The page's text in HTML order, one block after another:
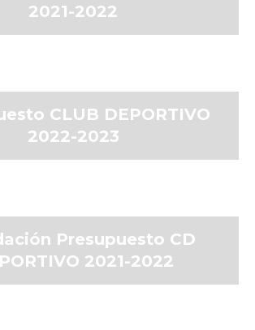
2021-2022
CLUB DEPORTIVO
2022-2023
Presupuesto CD
2021-2022